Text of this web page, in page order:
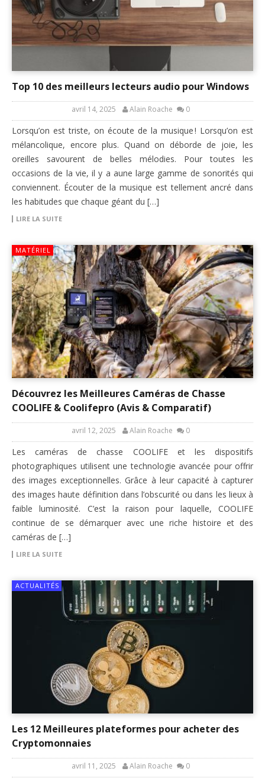
Top 10 des meilleurs lecteurs audio pour Windows
avril 14, 2025 Alain Roache 0
Lorsqu’on est triste, on écoute de la musique ! Lorsqu’on est
mélancolique, encore plus. Quand on déborde de joie, les
oreilles savourent de belles mélodies. Pour toutes les
occasions de la vie, il y a aune large gamme de sonorités qui
conviennent. Écouter de la musique est tellement ancré dans
les habitudes que chaque géant du […]
LIRE LA SUITE
MATÉRIEL
Découvrez les Meilleures Caméras de Chasse
COOLIFE & Coolifepro (Avis & Comparatif)
avril 12, 2025 Alain Roache 0
Les caméras de chasse COOLIFE et les dispositifs
photographiques utilisent une technologie avancée pour offrir
des images exceptionnelles. Grâce à leur capacité à capturer
des images haute définition dans l’obscurité ou dans les lieux à
faible luminosité. C’est la raison pour laquelle, COOLIFE
continue de se démarquer avec une riche histoire et des
caméras de […]
LIRE LA SUITE
ACTUALITÉS
Les 12 Meilleures plateformes pour acheter des
Cryptomonnaies
avril 11, 2025 Alain Roache 0